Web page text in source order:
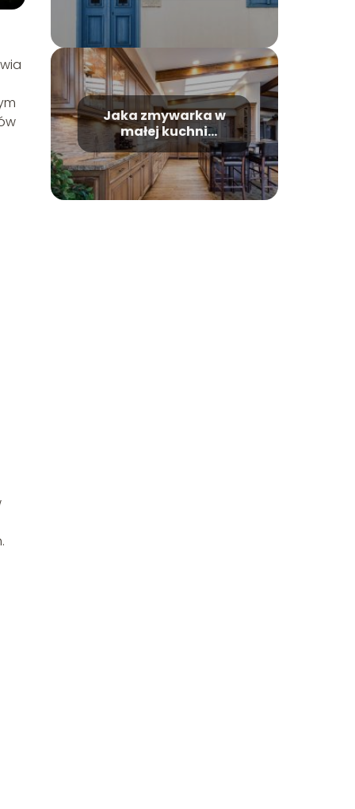
Jaka zmywarka w
małej kuchni
sprawdzi się
najlepiej?